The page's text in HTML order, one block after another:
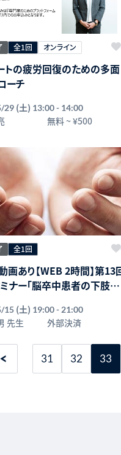
全1回 オンライン
トの疲労回復のための多面
ーチ
29 (土) 13:00 - 14:00
無料~¥500
全1回
あり【WEB 2時間】第13
ナー「脳卒中患者の下肢機
ビリテーションをキーコンセ
て〜
ラ ～Awa Therapist Skill
～ 共催：一般社団法人
トフォーライフ
15 (土) 19:00 - 21:00
先生 外部決済
31 32 33